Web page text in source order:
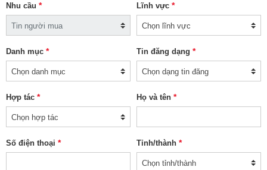
Nhu cầu * Lĩnh vực *
Danh mục * Tin đăng dạng *
Hợp tác * Họ và tên *
Số điện thoại * Tỉnh/thành *